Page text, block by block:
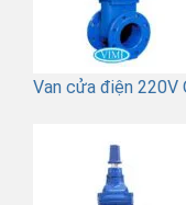
Van cửa điện 220V